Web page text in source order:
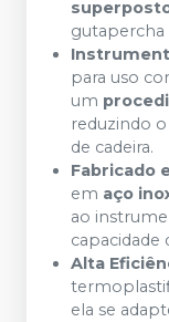
gutapercha
para uso
um
reduzindo
de cadeira.
Fabricado
em aço
ao
capacidade
Alta
ela se